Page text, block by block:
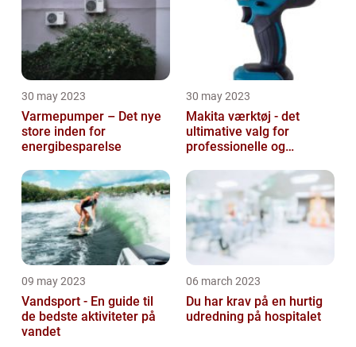
30 may 2023
Varmepumper – Det nye
store inden for
energibesparelse
30 may 2023
Makita værktøj - det
ultimative valg for
professionelle og
selv'ere
09 may 2023
Vandsport - En guide til
de bedste aktiviteter på
vandet
06 march 2023
Du har krav på en hurtig
udredning på hospitalet